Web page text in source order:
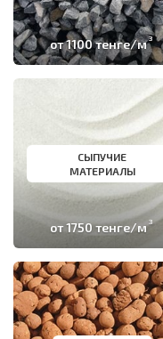
от 1100 тенге/м3
СЫПУЧИЕ
МАТЕРИАЛЫ
от 1750 тенге/м3